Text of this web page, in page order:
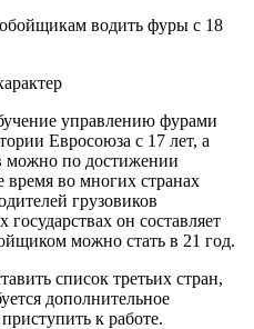
управлению фурами
Евросоюза с 17 лет, а
можно по достижении
во многих странах
грузовиков
он составляет
можно стать в 21 год.
список третьих стран,
дополнительное
к работе.